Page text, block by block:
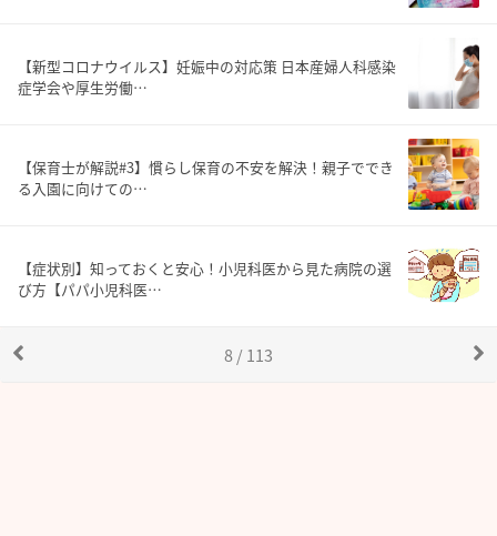
【新型コロナウイルス】妊娠中の対応策 日本産婦人科感染
症学会や厚生労働…
【保育士が解説#3】慣らし保育の不安を解決！親子ででき
る入園に向けての…
【症状別】知っておくと安心！小児科医から見た病院の選
び方【パパ小児科医…
8 / 113